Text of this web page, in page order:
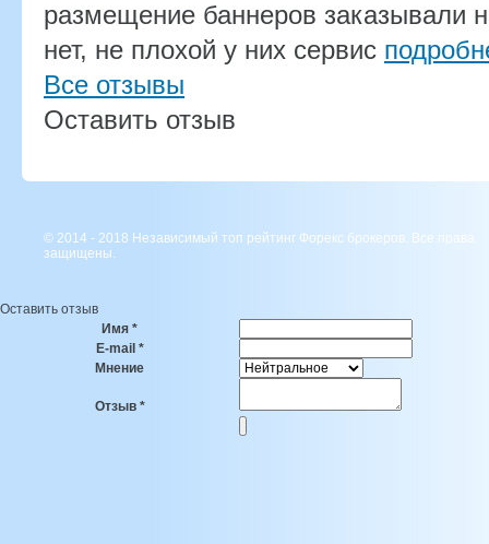
размещение баннеров заказывали
нет, не плохой у них сервис
Все отзывы
Оставить отзыв
© 2014 - 2018 Независимый топ рейтинг Форекс брокеров. Все права
защищены.
Оставить отзыв
Имя *
E-mail *
Мнение
Отзыв *